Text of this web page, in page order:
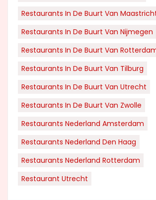
Restaurants In De Buurt Van
Restaurants In De Buurt Van Nijmegen
Restaurants In De Buurt Van
Restaurants In De Buurt Van Tilburg
Restaurants In De Buurt Van Utrecht
Restaurants In De Buurt Van Zwolle
Restaurants Nederland Amsterdam
Restaurants Nederland Den Haag
Restaurants Nederland Rotterdam
Restaurant Utrecht